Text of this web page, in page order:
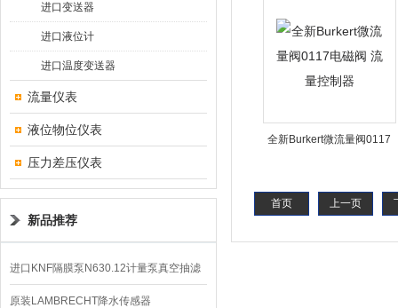
进口变送器
进口液位计
进口温度变送器
流量仪表
液位物位仪表
压力差压仪表
新品推荐
进口KNF隔膜泵N630.12计量泵真空抽滤
泵价格
原装LAMBRECHT降水传感器
全新Burkert微流量阀0117
首页 上一页